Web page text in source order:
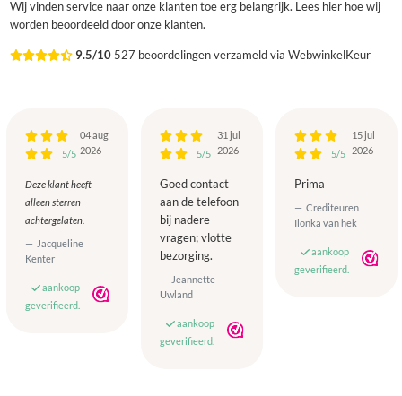
Wij vinden service naar onze klanten toe erg belangrijk. Lees hier hoe wij
worden beoordeeld door onze klanten.
9.5/10 527 beoordelingen verzameld via WebwinkelKeur
5/5
04 aug
2026
Deze klant heeft
alleen sterren
achtergelaten.
Jacqueline
Kenter
aankoop
geverifieerd.
5/5
31 jul
2026
Goed contact
aan de telefoon
bij nadere
vragen; vlotte
bezorging.
Jeannette
Uwland
aankoop
geverifieerd.
5/5
15 jul
2026
Prima
Crediteuren
Ilonka van hek
aankoop
geverifieerd.